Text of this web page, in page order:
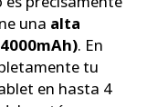
una alta
. En
tu
en hasta 4